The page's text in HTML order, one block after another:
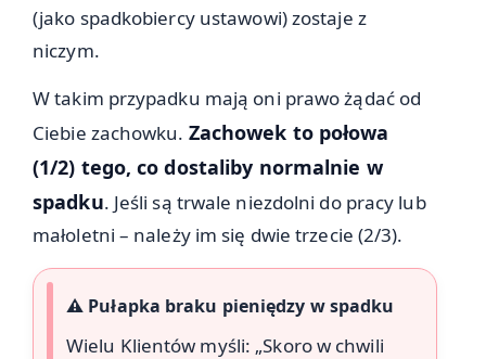
(jako spadkobiercy ustawowi) zostaje z
niczym.
W takim przypadku mają oni prawo żądać od
Ciebie zachowku. Zachowek to połowa
(1/2) tego, co dostaliby normalnie w
spadku. Jeśli są trwale niezdolni do pracy lub
małoletni – należy im się dwie trzecie (2/3).
⚠️ Pułapka braku pieniędzy w spadku
Wielu Klientów myśli: „Skoro w chwili